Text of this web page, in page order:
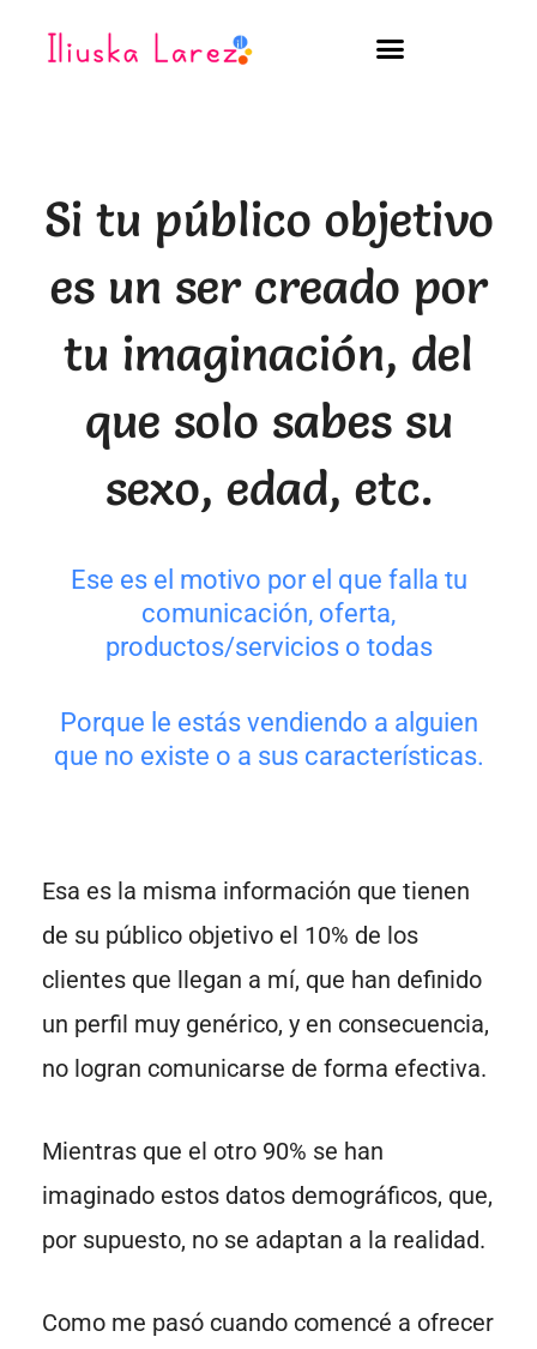
Si tu público objetivo
es un ser creado por
tu imaginación, del
que solo sabes su
sexo, edad, etc.
Ese es el motivo por el que falla tu
comunicación, oferta,
productos/servicios o todas
Porque le estás vendiendo a alguien
que no existe o a sus características.
Esa es la misma información que tienen
de su público objetivo el 10% de los
clientes que llegan a mí, que han definido
un perfil muy genérico, y en consecuencia,
no logran comunicarse de forma efectiva.
Mientras que el otro 90% se han
imaginado estos datos demográficos, que,
por supuesto, no se adaptan a la realidad.
Como me pasó cuando comencé a ofrecer